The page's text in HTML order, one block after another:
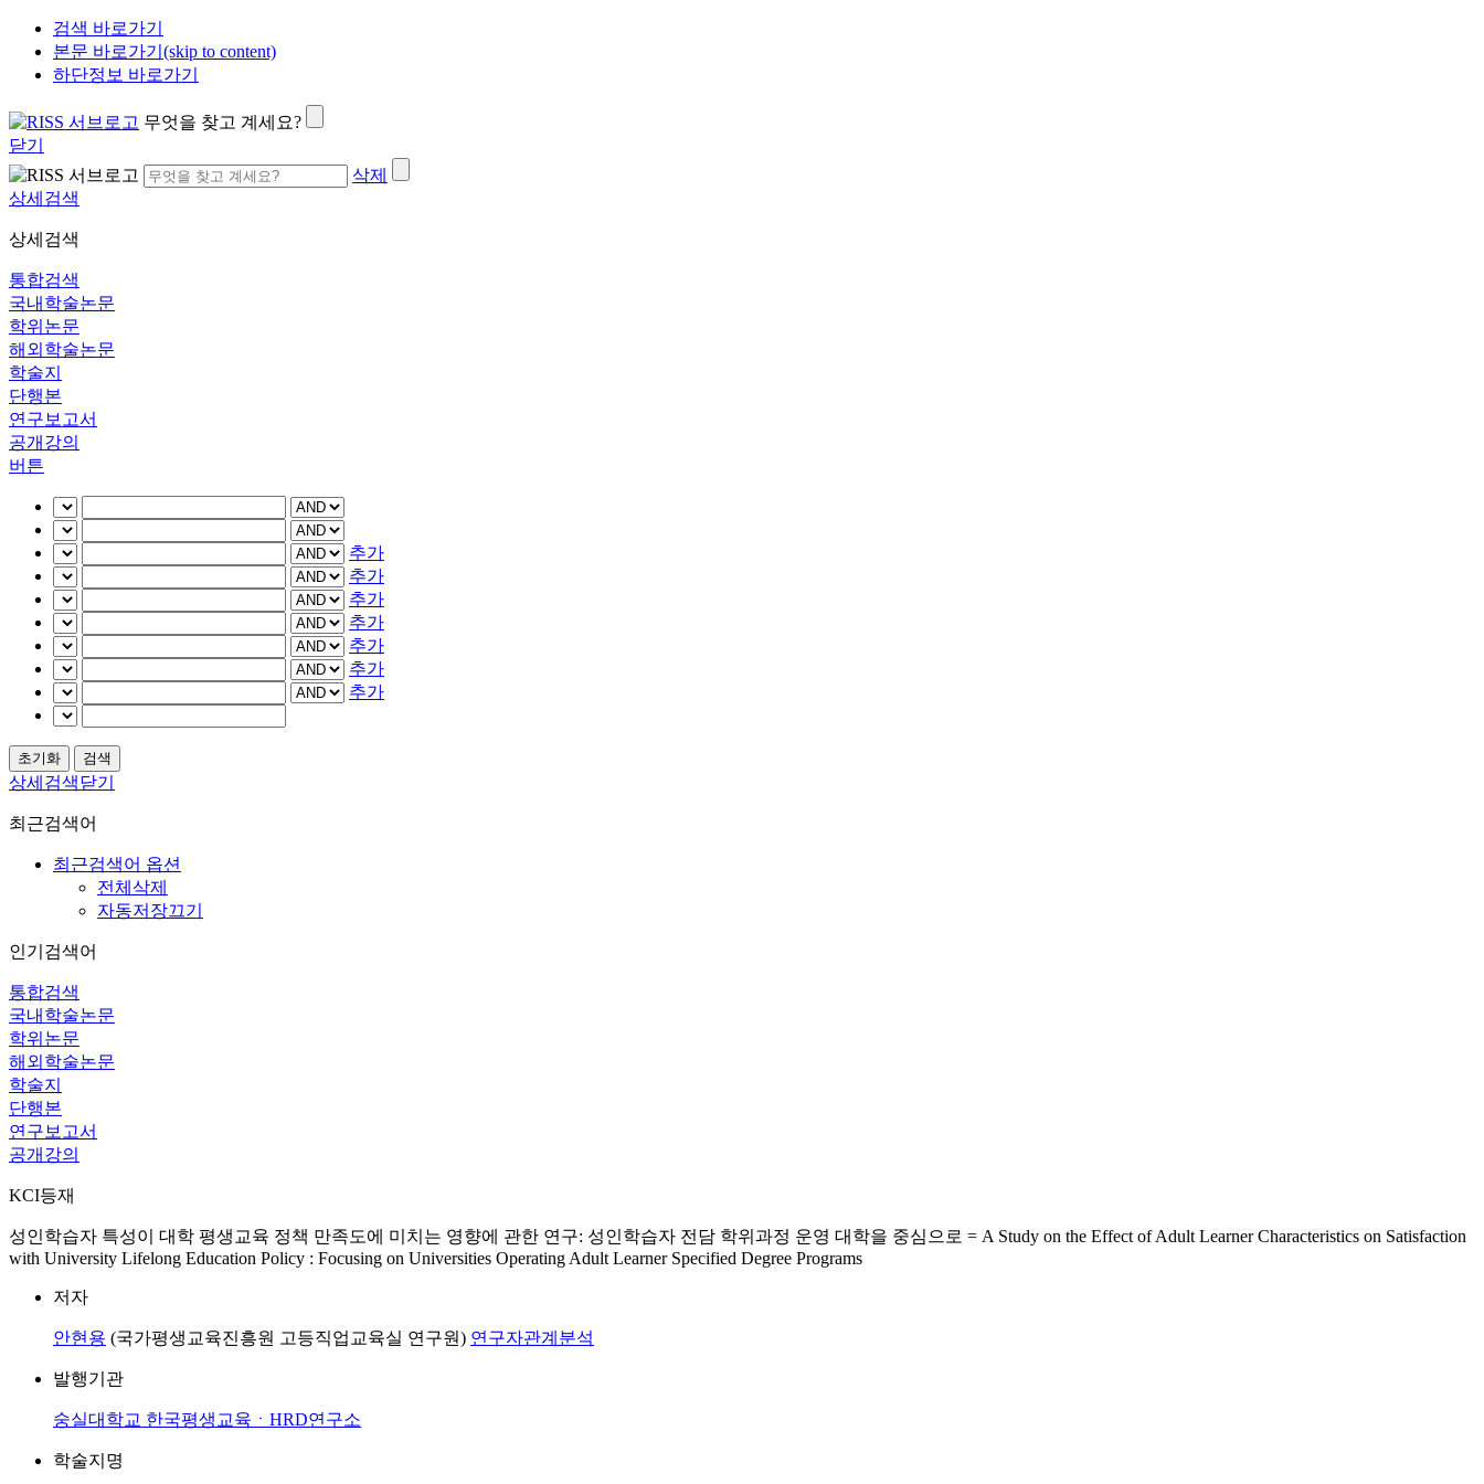
검색 바로가기
본문 바로가기(skip to content)
하단정보 바로가기
무엇을 찾고 계세요?
닫기
삭제
상세검색
상세검색
통합검색
국내학술논문
학위논문
해외학술논문
학술지
단행본
연구보고서
공개강의
버튼
추가
추가
추가
추가
추가
추가
추가
상세검색닫기
최근검색어
최근검색어 옵션
전체삭제
자동저장끄기
인기검색어
통합검색
국내학술논문
학위논문
해외학술논문
학술지
단행본
연구보고서
공개강의
KCI등재
성인학습자 특성이 대학 평생교육 정책 만족도에 미치는 영향에 관한 연구: 성인학습자 전담 학위과정 운영 대학을 중심으로 = A Study on the Effect of Adult Learner Characteristics on Satisfaction
with University Lifelong Education Policy : Focusing on Universities Operating Adult Learner Specified Degree Programs
저자
안현용 (국가평생교육진흥원 고등직업교육실 연구원) 연구자관계분석
발행기관
숭실대학교 한국평생교육ㆍHRD연구소
학술지명